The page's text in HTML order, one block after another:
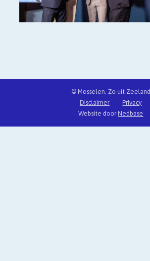
© Mosselen. Zo uit Zeeland
Disclaimer
Privacy
Website doorNedbase